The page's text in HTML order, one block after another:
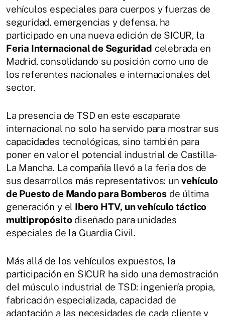
vehículos especiales para cuerpos y fuerzas de
seguridad, emergencias y defensa, ha
participado en una nueva edición de SICUR, la
Feria Internacional de Seguridad celebrada en
Madrid, consolidando su posición como uno de
los referentes nacionales e internacionales del
sector.
La presencia de TSD en este escaparate
internacional no solo ha servido para mostrar sus
capacidades tecnológicas, sino también para
poner en valor el potencial industrial de Castilla-
La Mancha. La compañía llevó a la feria dos de
sus desarrollos más representativos: unvehículo
de Puesto de Mando para Bomberosde última
generación y el Ibero HTV, un vehículo táctico
multipropósitodiseñado para unidades
especiales de la Guardia Civil.
Más allá de los vehículos expuestos, la
participación en SICUR ha sido una demostración
del músculo industrial de TSD: ingeniería propia,
fabricación especializada, capacidad de
adaptación a las necesidades de cada cliente y